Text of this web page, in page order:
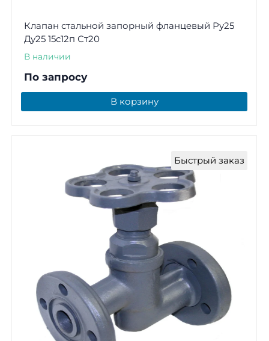
Клапан стальной запорный фланцевый Ру25
Ду25 15с12п Ст20
В наличии
По запросу
В корзину
Быстрый заказ